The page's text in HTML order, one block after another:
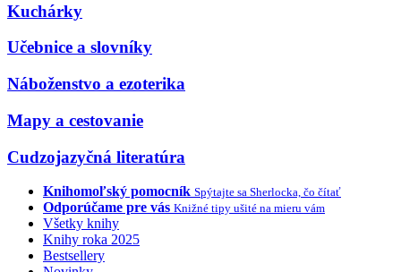
Kuchárky
Učebnice a slovníky
Náboženstvo a ezoterika
Mapy a cestovanie
Cudzojazyčná literatúra
Knihomoľský pomocník Spýtajte sa Sherlocka, čo čítať
Odporúčame pre vás Knižné tipy ušité na mieru vám
Všetky knihy
Knihy roka 2025
Bestsellery